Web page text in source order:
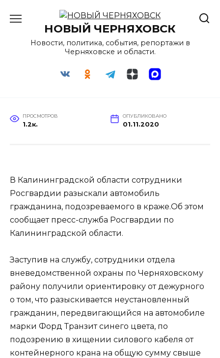
содержаниюНОВЫЙ ЧЕРНЯХОВСК
Новости, политика, события, репортажи в
Черняховске и области.
ПРОСМОТРОВ
1.2к.
ОПУБЛИКОВАНО
01.11.2020
В Калининградской области сотрудники
Росгвардии разыскали автомобиль
гражданина, подозреваемого в краже.Об этом
сообщает пресс-служба Росгвардии по
Калининградской области.
Заступив на службу, сотрудники отдела
вневедомственной охраны по Черняховскому
району получили ориентировку от дежурного
о том, что разыскивается неустановленный
гражданин, передвигающийся на автомобиле
марки Форд Транзит синего цвета, по
подозрению в хищении силового кабеля от
контейнерного крана на общую сумму свыше